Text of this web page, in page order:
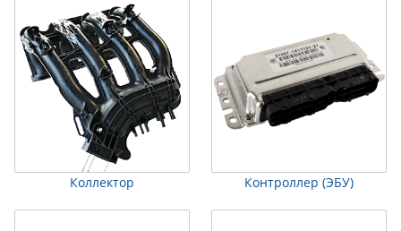
Коллектор Контроллер (ЭБУ)